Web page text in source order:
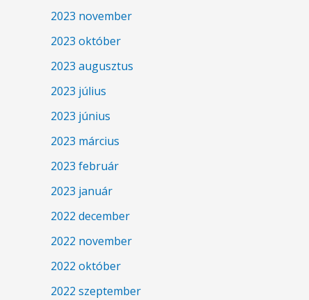
2023 november
2023 október
2023 augusztus
2023 július
2023 június
2023 március
2023 február
2023 január
2022 december
2022 november
2022 október
2022 szeptember